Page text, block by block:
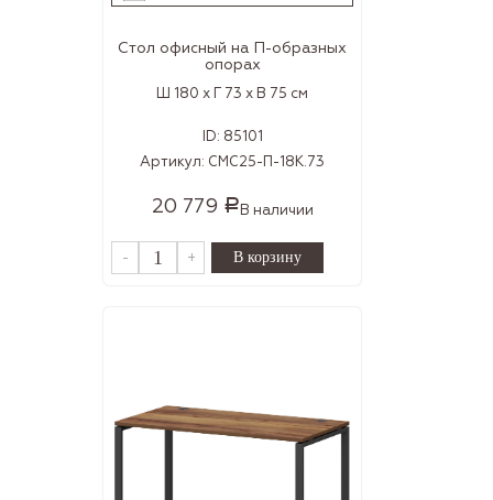
Стол офисный на П-образных
опорах
Ш 180 x Г 73 x В 75 см
ID: 85101
Артикул: СMС25-П-18К.73
20 779 Р В наличии
- +